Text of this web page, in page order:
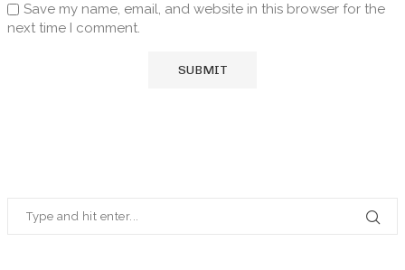
Save my name, email, and website in this browser for the
next time I comment.